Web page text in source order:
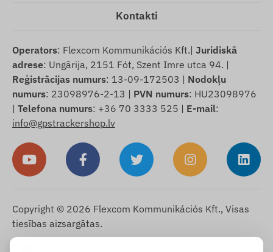
Kontakti
Operators: Flexcom Kommunikációs Kft.| Juridiskā
adrese: Ungārija, 2151 Fót, Szent Imre utca 94. |
Reģistrācijas numurs: 13-09-172503 | Nodokļu
numurs: 23098976-2-13 | PVN numurs: HU23098976
| Telefona numurs: +36 70 3333 525 | E-mail:
info@gpstrackershop.lv
Copyright © 2026 Flexcom Kommunikációs Kft., Visas
tiesības aizsargātas.